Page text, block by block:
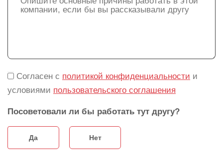
Согласен с политикой конфиденциальности и
условиями пользовательского соглашения
Посоветовали ли бы работать тут другу?
Да Нет